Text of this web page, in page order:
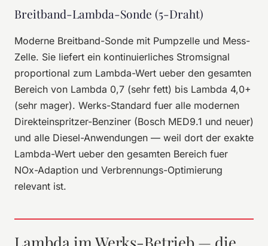
Breitband-Lambda-Sonde (5-Draht)
Moderne Breitband-Sonde mit Pumpzelle und Mess-
Zelle. Sie liefert ein kontinuierliches Stromsignal
proportional zum Lambda-Wert ueber den gesamten
Bereich von Lambda 0,7 (sehr fett) bis Lambda 4,0+
(sehr mager). Werks-Standard fuer alle modernen
Direkteinspritzer-Benziner (Bosch MED9.1 und neuer)
und alle Diesel-Anwendungen — weil dort der exakte
Lambda-Wert ueber den gesamten Bereich fuer
NOx-Adaption und Verbrennungs-Optimierung
relevant ist.
Lambda im Werks-Betrieb — die